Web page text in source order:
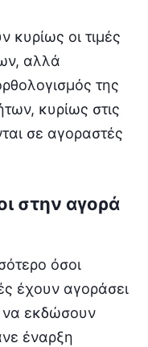
κυρίως οι τιμές
αλλά
της
κυρίως στις
σε αγοραστές
στην αγορά
όσοι
έχουν αγοράσει
να εκδώσουν
έναρξη